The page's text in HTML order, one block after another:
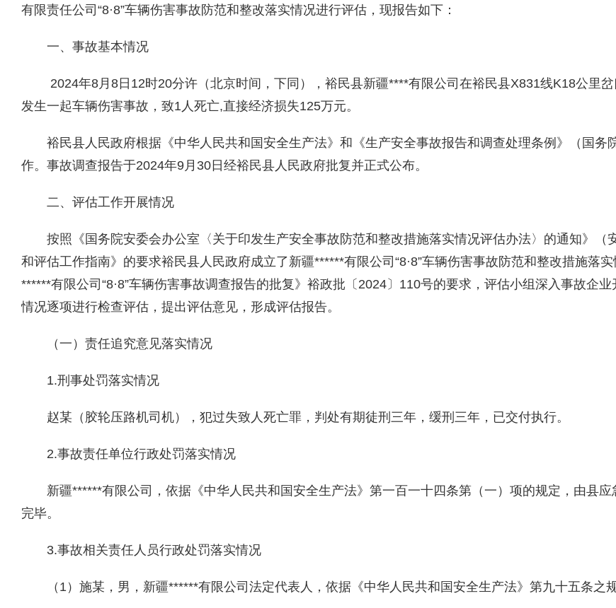
有限责任公司 “8·8”车辆伤害事故 防范和整改落实情况进行评估，现报告如下：
一、 事故基本情况
2024年8月8日12时20分许（北京时间，下同），裕民县新疆****有限公司在裕民县X831线K18公里
发生一起车辆伤害事故，致1人死亡,直接经济损失125万元。
裕民县人民政府根据《中华人民共和国安全生产法》和《生产安全事故报告和调查处理条例》（国
作。事故调查报告于2024年9月30日经裕民县人民政府批复并正式公布。
二、 评估工作开展情况
按照《国务院安委会办公室〈关于印发生产安全事故防范和整改措施落实情况评估办法〉的通知》
和评估工作指南》的要求裕民县人民政府成立了新疆******有限公司“8·8”车辆伤害事故防范和整改措施落
******有限公司“8·8”车辆伤害事故调查报告的批复》裕政批〔2024〕110号的要求，评估小组深入事故企
情况逐项进行检查评估，提出评估意见，形成评估报告。
（一）责任追究意见落实情况
1.刑事处罚落实情况
赵某（胶轮压路机司机），犯过失致人死亡罪，判处有期徒刑三年，缓刑三年，已交付执行。
2.事故责任单位行政处罚落实情况
新疆******有限公司， 依据《中华人民共和国安全生产法》第一百一十四条第（一）项的规定，由县
完毕。
3.事故相关责任人员行政处罚落实情况
（1） 施某 ，男，新疆******有限公司法定代表人 ， 依据《中华人民共和国安全生产法》第九十五条之